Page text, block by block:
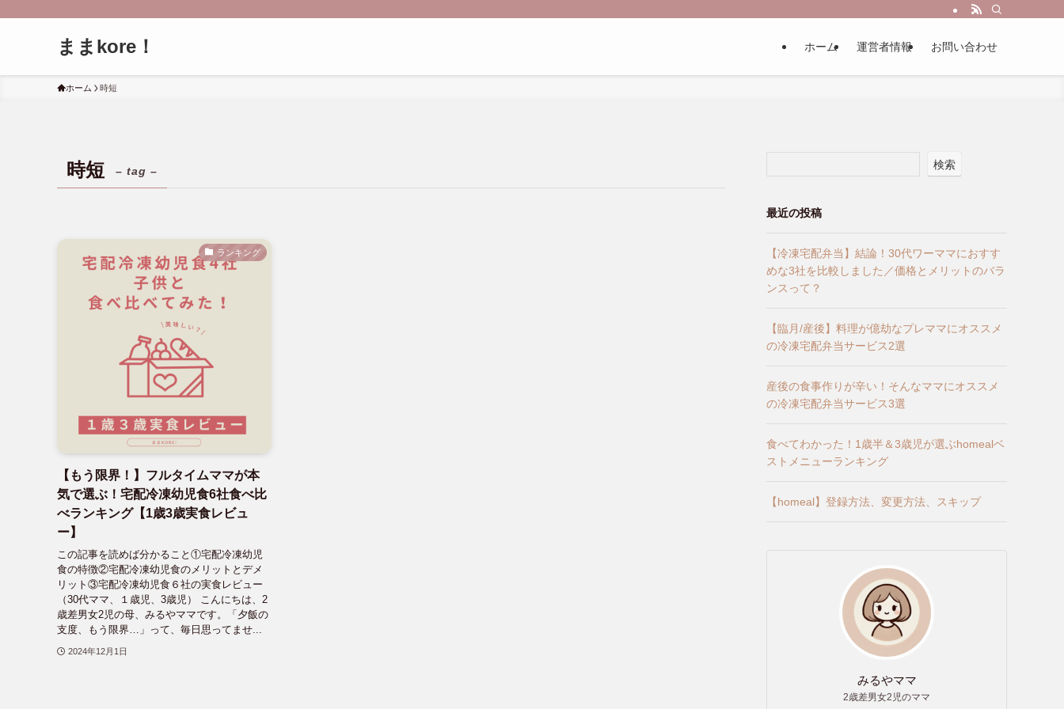
ままkore！ ホーム 運営者情報 お問い合わせ
ホーム 時短
時短 – tag –
ランキング
【もう限界！】フルタイムママが本
気で選ぶ！宅配冷凍幼児食6社食べ比
べランキング【1歳3歳実食レビュ
ー】
この記事を読めば分かること①宅配冷凍幼児
食の特徴②宅配冷凍幼児食のメリットとデメ
リット③宅配冷凍幼児食６社の実食レビュー
（30代ママ、１歳児、3歳児） こんにちは、2
歳差男女2児の母、みるやママです。「夕飯の
支度、もう限界…」って、毎日思ってませ...
2024年12月1日
検索
最近の投稿
【冷凍宅配弁当】結論！30代ワーママにおすす
めな3社を比較しました／価格とメリットのバラ
ンスって？
【臨月/産後】料理が億劫なプレママにオススメ
の冷凍宅配弁当サービス2選
産後の食事作りが辛い！そんなママにオススメ
の冷凍宅配弁当サービス3選
食べてわかった！1歳半＆3歳児が選ぶhomealベ
ストメニューランキング
【homeal】登録方法、変更方法、スキップ
みるやママ
2歳差男女2児のママ